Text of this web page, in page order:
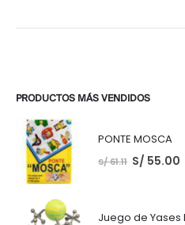
PRODUCTOS MÁS VENDIDOS
PONTE MOSCA
S/61.11 S/ 55.00